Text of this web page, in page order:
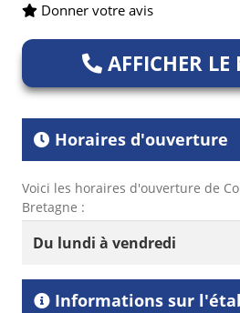
Donner votre avis
AFFICHER LE
Horaires d'ouverture
Voici les horaires d'ouverture de
Bretagne :
Du lundi à vendredi
Informations sur